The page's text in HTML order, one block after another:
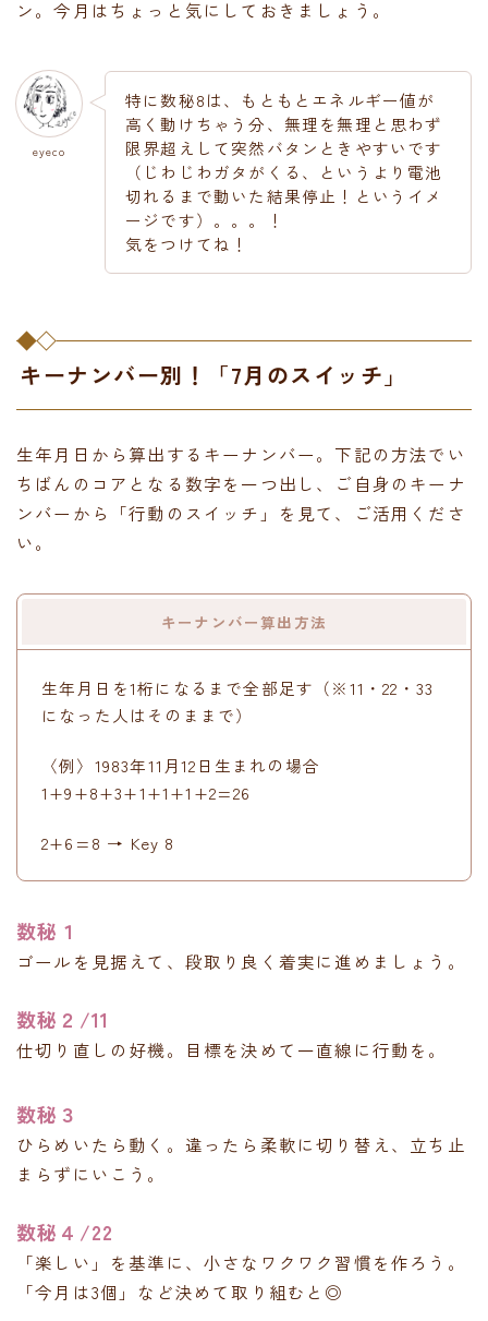
ン。今月はちょっと気にしておきましょう。
eyeco
特に数秘8は、もともとエネルギー値が
高く動けちゃう分、無理を無理と思わず
限界超えして突然バタンときやすいです
（じわじわガタがくる、というより電池
切れるまで動いた結果停止！というイメ
ージです）。。。！
気をつけてね！
キーナンバー別！「7月のスイッチ」
生年月日から算出するキーナンバー。下記の方法でい
ちばんのコアとなる数字を一つ出し、ご自身のキーナ
ンバーから「行動のスイッチ」を見て、ご活用くださ
い。
キーナンバー算出方法
生年月日を1桁になるまで全部足す（※11・22・33
になった人はそのままで）
〈例〉1983年11月12日生まれの場合
1+9+8+3+1+1+1+2=26
2+6=8 → Key 8
数秘１
ゴールを見据えて、段取り良く着実に進めましょう。
数秘２/11
仕切り直しの好機。目標を決めて一直線に行動を。
数秘３
ひらめいたら動く。違ったら柔軟に切り替え、立ち止
まらずにいこう。
数秘４/22
「楽しい」を基準に、小さなワクワク習慣を作ろう。
「今月は3個」など決めて取り組むと◎